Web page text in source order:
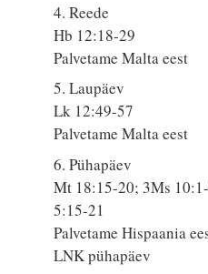
4. Reede
Hb 12:18-29
Palvetame Malta eest
5. Laupäev
Lk 12:49-57
Palvetame Malta eest
6. Pühapäev
Mt 18:15-20; 3Ms
5:15-21
Palvetame Hispaania
LNK pühapäev